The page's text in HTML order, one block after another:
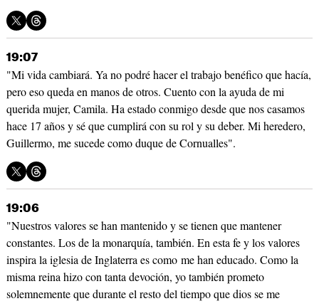
19:07
"Mi vida cambiará. Ya no podré hacer el trabajo benéfico que hacía,
pero eso queda en manos de otros. Cuento con la ayuda de mi
querida mujer, Camila. Ha estado conmigo desde que nos casamos
hace 17 años y sé que cumplirá con su rol y su deber. Mi heredero,
Guillermo, me sucede como duque de Cornualles".
19:06
"Nuestros valores se han mantenido y se tienen que mantener
constantes. Los de la monarquía, también. En esta fe y los valores
inspira la iglesia de Inglaterra es como me han educado. Como la
misma reina hizo con tanta devoción, yo también prometo
solemnemente que durante el resto del tiempo que dios se me